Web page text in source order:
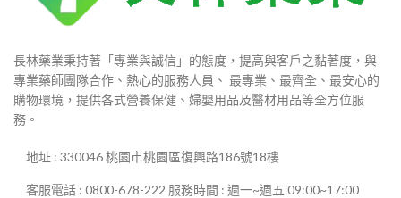
長林藥業秉持著「專業與誠信」的態度，提高與客戶之黏著度，與
專業藥師團隊合作、熱心的服務人員、 最專業、最齊全、最安心的
購物環境，提供各式營養保健、婦嬰用品及醫材用品等全方位服
務。
地址 : 330046 桃園市桃園區復興路186號18樓
客服電話 : 0800-678-222 服務時間 : 週一~週五 09:00~17:00